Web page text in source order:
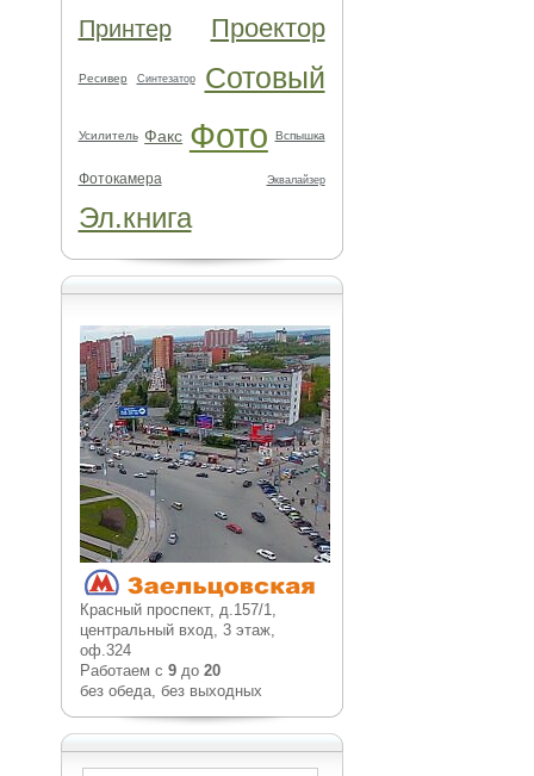
Принтер Проектор
Ресивер Синтезатор Сотовый
Усилитель Факс Фото Вспышка
Фотокамера Эквалайзер
Эл.книга
Красный проспект, д.157/1,
центральный вход, 3 этаж,
оф.324
Работаем с 9до 20
без обеда, без выходных